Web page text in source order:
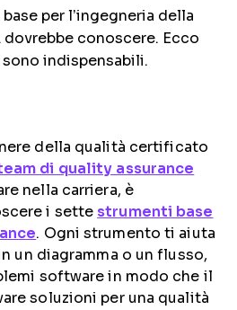
per l’ingegneria della
conoscere. Ecco
indispensabili.
della qualità certificato
di quality assurance
nella carriera, è
i sette strumenti base
. Ogni strumento ti aiuta
un diagramma o un flusso,
software in modo che il
soluzioni per una qualità